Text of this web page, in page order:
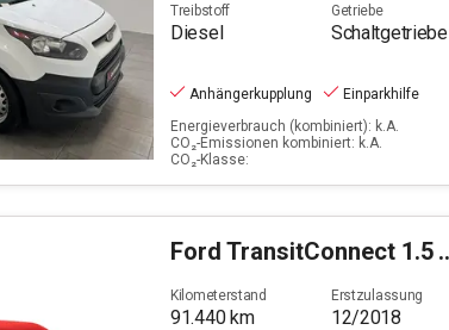
Treibstoff
Diesel
Getriebe
Schaltgetriebe
Anhängerkupplung
Einparkhilfe
Energieverbrauch (kombiniert): k.A.
CO₂-Emissionen kombiniert: k.A.
CO₂-Klasse:
Ford TransitConnect 1.5 TDCi 200 (L1)
Kilometerstand
91.440km
Erstzulassung
12/2018